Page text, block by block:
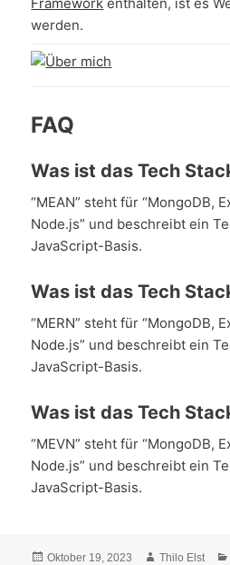
Framework enthalten, ist es
werden.
FAQ
Was ist das Tech
“MEAN” steht für “MongoDB,
Node.js” und beschreibt ein
JavaScript-Basis.
Was ist das Tech
“MERN” steht für “MongoDB,
Node.js” und beschreibt ein
JavaScript-Basis.
Was ist das Tech
“MEVN” steht für “MongoDB,
Node.js” und beschreibt ein
JavaScript-Basis.
Veröffentlicht
Oktober 19, 2023 Autor
Thilo Elst